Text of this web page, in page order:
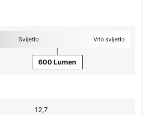
Svijetlo Vrlo svijetlo
600 Lumen
12,7